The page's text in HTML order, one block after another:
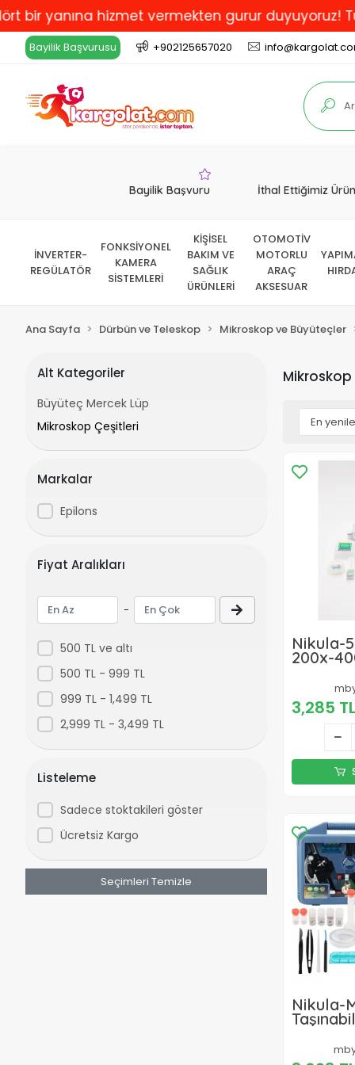
hizmet vermekten gurur duyuyoruz!
Bayilik Başvurusu +902125657020
Bayilik Başvuru İthal Ettiğimiz
İNVERTER-
REGÜLATÖR
FONKSİYONEL
KAMERA
SİSTEMLERİ
KİŞİSEL
BAKIM VE
SAĞLIK
ÜRÜNLERİ
OTOMOTİV
MOTORLU
ARAÇ
AKSESUAR
Ana Sayfa Dürbün ve Teleskop Mikroskop ve Büyüteçler
Alt Kategoriler
Büyüteç Mercek Lüp
Mikroskop Çeşitleri
Markalar
Epilons
Fiyat Aralıkları
-
500 TL ve altı
500 TL - 999 TL
999 TL - 1,499 TL
2,999 TL - 3,499 TL
Listeleme
Sadece stoktakileri göster
Ücretsiz Kargo
Seçimleri Temizle
Nikula-
200x-
Eğitici Projektörlü
3,285 TL
Nikula-
Parça
600x Ve